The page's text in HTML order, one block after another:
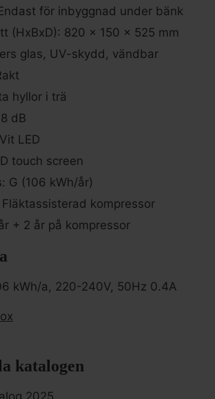
för inbyggnad under bänk
(HxBxD): 820 × 150 × 525 mm
glas, UV-skydd, vändbar
hyllor i trä
dB
LED
touch screen
G (106 kWh/år)
Fläktassisterad kompressor
+ 2 år på kompressor
kWh/a, 220-240V, 50Hz 0.4A
katalogen